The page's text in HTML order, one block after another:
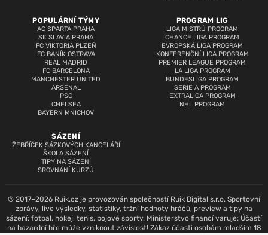
POPULÁRNÍ TÝMY
AC SPARTA PRAHA
SK SLAVIA PRAHA
FC VIKTORIA PLZEŇ
FC BANÍK OSTRAVA
REAL MADRID
FC BARCELONA
MANCHESTER UNITED
ARSENAL
PSG
CHELSEA
BAYERN MNICHOV
PROGRAM LIG
LIGA MISTRŮ PROGRAM
CHANCE LIGA PROGRAM
EVROPSKÁ LIGA PROGRAM
KONFERENČNÍ LIGA PROGRAM
PREMIER LEAGUE PROGRAM
LA LIGA PROGRAM
BUNDESLIGA PROGRAM
SERIE A PROGRAM
EXTRALIGA PROGRAM
NHL PROGRAM
SÁZENÍ
ŽEBŘÍČEK SÁZKOVÝCH KANCELÁŘÍ
ŠKOLA SÁZENÍ
TIPY NA SÁZENÍ
SROVNÁNÍ KURZŮ
© 2017–2026 Ruik.cz je provozován společností Ruik Digital s.r.o. Sportovní
zprávy, live výsledky, statistiky, tržní hodnoty hráčů, preview a tipy na
sázení: fotbal, hokej, tenis, bojové sporty. Ministerstvo financí varuje: Účastí
na hazardní hře může vzniknout závislost! Zákaz účasti osobám mladším 18